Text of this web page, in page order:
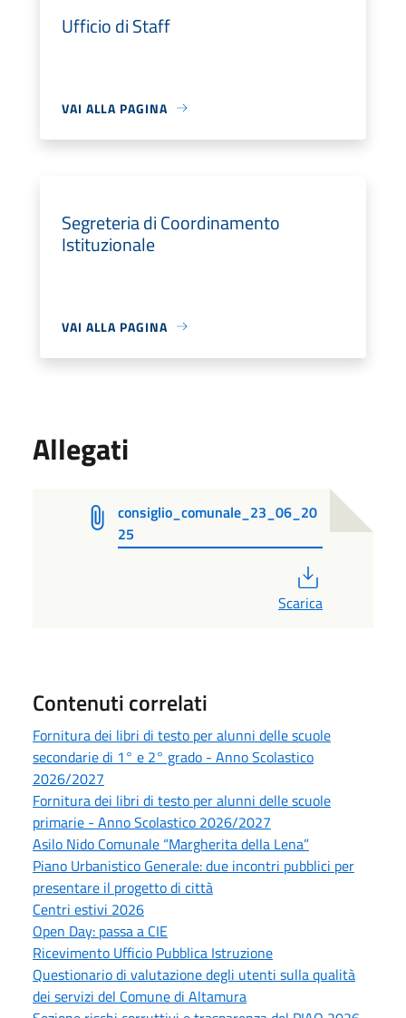
Ufficio di Staff
VAI ALLA PAGINA
Segreteria di Coordinamento
Istituzionale
VAI ALLA PAGINA
Allegati
consiglio_comunale_23_06_20
25
Scarica
Contenuti correlati
Fornitura dei libri di testo per alunni delle scuole
secondarie di 1° e 2° grado - Anno Scolastico
2026/2027
Fornitura dei libri di testo per alunni delle scuole
primarie - Anno Scolastico 2026/2027
Asilo Nido Comunale “Margherita della Lena”
Piano Urbanistico Generale: due incontri pubblici per
presentare il progetto di città
Centri estivi 2026
Open Day: passa a CIE
Ricevimento Ufficio Pubblica Istruzione
Questionario di valutazione degli utenti sulla qualità
dei servizi del Comune di Altamura